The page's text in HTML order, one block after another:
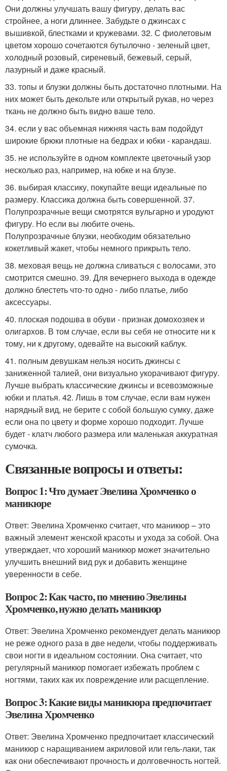
Они должны улучшать вашу фигуру, делать вас
стройнее, а ноги длиннее. Забудьте о джинсах с
вышивкой, блестками и кружевами. 32. С фиолетовым
цветом хорошо сочетаются бутылочно - зеленый цвет,
холодный розовый, сиреневый, бежевый, серый,
лазурный и даже красный.
33. топы и блузки должны быть достаточно плотными. На
них может быть декольте или открытый рукав, но через
ткань не должно быть видно ваше тело.
34. если у вас объемная нижняя часть вам подойдут
широкие брюки плотные на бедрах и юбки - карандаш.
35. не используйте в одном комплекте цветочный узор
несколько раз, например, на юбке и на блузе.
36. выбирая классику, покупайте вещи идеальные по
размеру. Классика должна быть совершенной. 37.
Полупрозрачные вещи смотрятся вульгарно и уродуют
фигуру. Но если вы любите очень.
Полупрозрачные блузки, необходим обязательно
кокетливый жакет, чтобы немного прикрыть тело.
38. меховая вещь не должна сливаться с волосами, это
смотрится смешно. 39. Для вечернего выхода в одежде
должно блестеть что-то одно - либо платье, либо
аксессуары.
40. плоская подошва в обуви - признак домохозяек и
олигархов. В том случае, если вы себя не относите ни к
тому, ни к другому, одевайте на высокий каблук.
41. полным девушкам нельзя носить джинсы с
заниженной талией, они визуально укорачивают фигуру.
Лучше выбрать классические джинсы и всевозможные
юбки и платья. 42. Лишь в том случае, если вам нужен
нарядный вид, не берите с собой большую сумку, даже
если она по цвету и форме хорошо подходит. Лучше
будет - клатч любого размера или маленькая аккуратная
сумочка.
Связанные вопросы и ответы:
Вопрос 1: Что думает Эвелина Хромченко о
маникюре
Ответ: Эвелина Хромченко считает, что маникюр – это
важный элемент женской красоты и ухода за собой. Она
утверждает, что хороший маникюр может значительно
улучшить внешний вид рук и добавить женщине
уверенности в себе.
Вопрос 2: Как часто, по мнению Эвелины
Хромченко, нужно делать маникюр
Ответ: Эвелина Хромченко рекомендует делать маникюр
не реже одного раза в две недели, чтобы поддерживать
свои ногти в идеальном состоянии. Она считает, что
регулярный маникюр помогает избежать проблем с
ногтями, таких как их повреждение или расщепление.
Вопрос 3: Какие виды маникюра предпочитает
Эвелина Хромченко
Ответ: Эвелина Хромченко предпочитает классический
маникюр с наращиванием акриловой или гель-лаки, так
как они обеспечивают прочность и долговечность ногтей.